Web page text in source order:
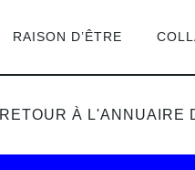
RAISON D’ÊTRE
RETOUR À L'ANNUAIRE